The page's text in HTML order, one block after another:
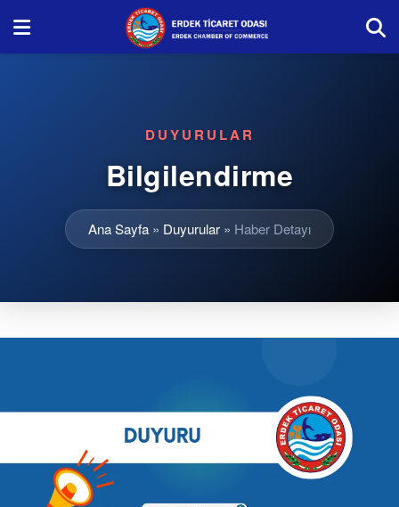
DUYURULAR
Bilgilendirme
Ana Sayfa » Duyurular » Haber Detayı